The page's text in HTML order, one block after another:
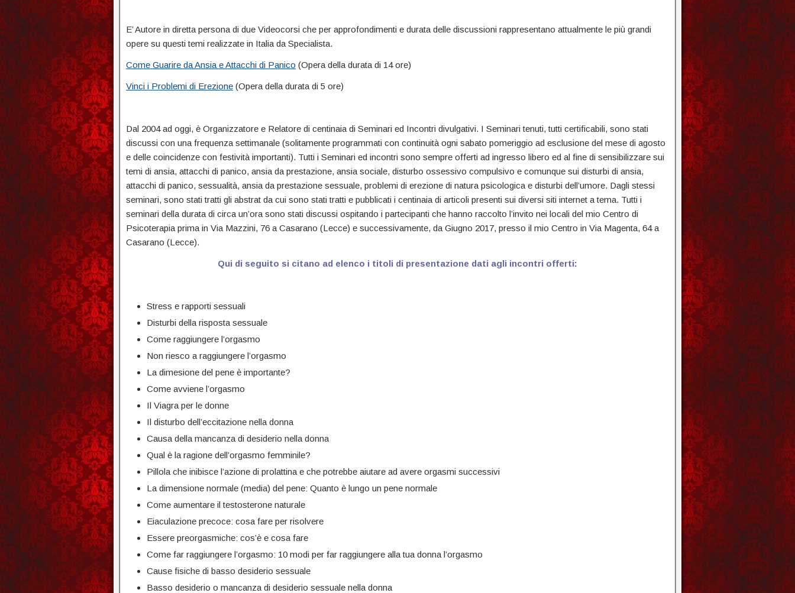
E’ Autore in diretta persona di due Videocorsi che per approfondimenti e durata delle discussioni rappresentano attualmente le più grandi
opere su questi temi realizzate in Italia da Specialista.
Come Guarire da Ansia e Attacchi di Panico (Opera della durata di 14 ore)
Vinci i Problemi di Erezione (Opera della durata di 5 ore)
Dal 2004 ad oggi, è Organizzatore e Relatore di centinaia di Seminari ed Incontri divulgativi. I Seminari tenuti, tutti certificabili, sono stati
discussi con una frequenza settimanale (solitamente programmati con continuità ogni sabato pomeriggio ad esclusione del mese di agosto
e delle coincidenze con festività importanti). Tutti i Seminari ed incontri sono sempre offerti ad ingresso libero ed al fine di sensibilizzare sui
temi di ansia, attacchi di panico, ansia da prestazione, ansia sociale, disturbo ossessivo compulsivo e comunque sui disturbi di ansia,
attacchi di panico, sessualità, ansia da prestazione sessuale, problemi di erezione di natura psicologica e disturbi dell’umore. Dagli stessi
seminari, sono stati tratti gli abstrat da cui sono stati tratti e pubblicati i centinaia di articoli presenti sui diversi siti internet a tema. Tutti i
seminari della durata di circa un’ora sono stati discussi ospitando i partecipanti che hanno raccolto l’invito nei locali del mio Centro di
Psicoterapia prima in Via Mazzini, 76 a Casarano (Lecce) e successivamente, da Giugno 2017, presso il mio Centro in Via Magenta, 64 a
Casarano (Lecce).
Qui di seguito si citano ad elenco i titoli di presentazione dati agli incontri offerti:
Stress e rapporti sessuali
Disturbi della risposta sessuale
Come raggiungere l’orgasmo
Non riesco a raggiungere l’orgasmo
La dimesione del pene è importante?
Come avviene l’orgasmo
Il Viagra per le donne
Il disturbo dell’eccitazione nella donna
Causa della mancanza di desiderio nella donna
Qual è la ragione dell’orgasmo femminile?
Pillola che inibisce l’azione di prolattina e che potrebbe aiutare ad avere orgasmi successivi
La dimensione normale (media) del pene: Quanto è lungo un pene normale
Come aumentare il testosterone naturale
Eiaculazione precoce: cosa fare per risolvere
Essere preorgasmiche: cos’è e cosa fare
Come far raggiungere l’orgasmo: 10 modi per far raggiungere alla tua donna l’orgasmo
Cause fisiche di basso desiderio sessuale
Basso desiderio o mancanza di desiderio sessuale nella donna